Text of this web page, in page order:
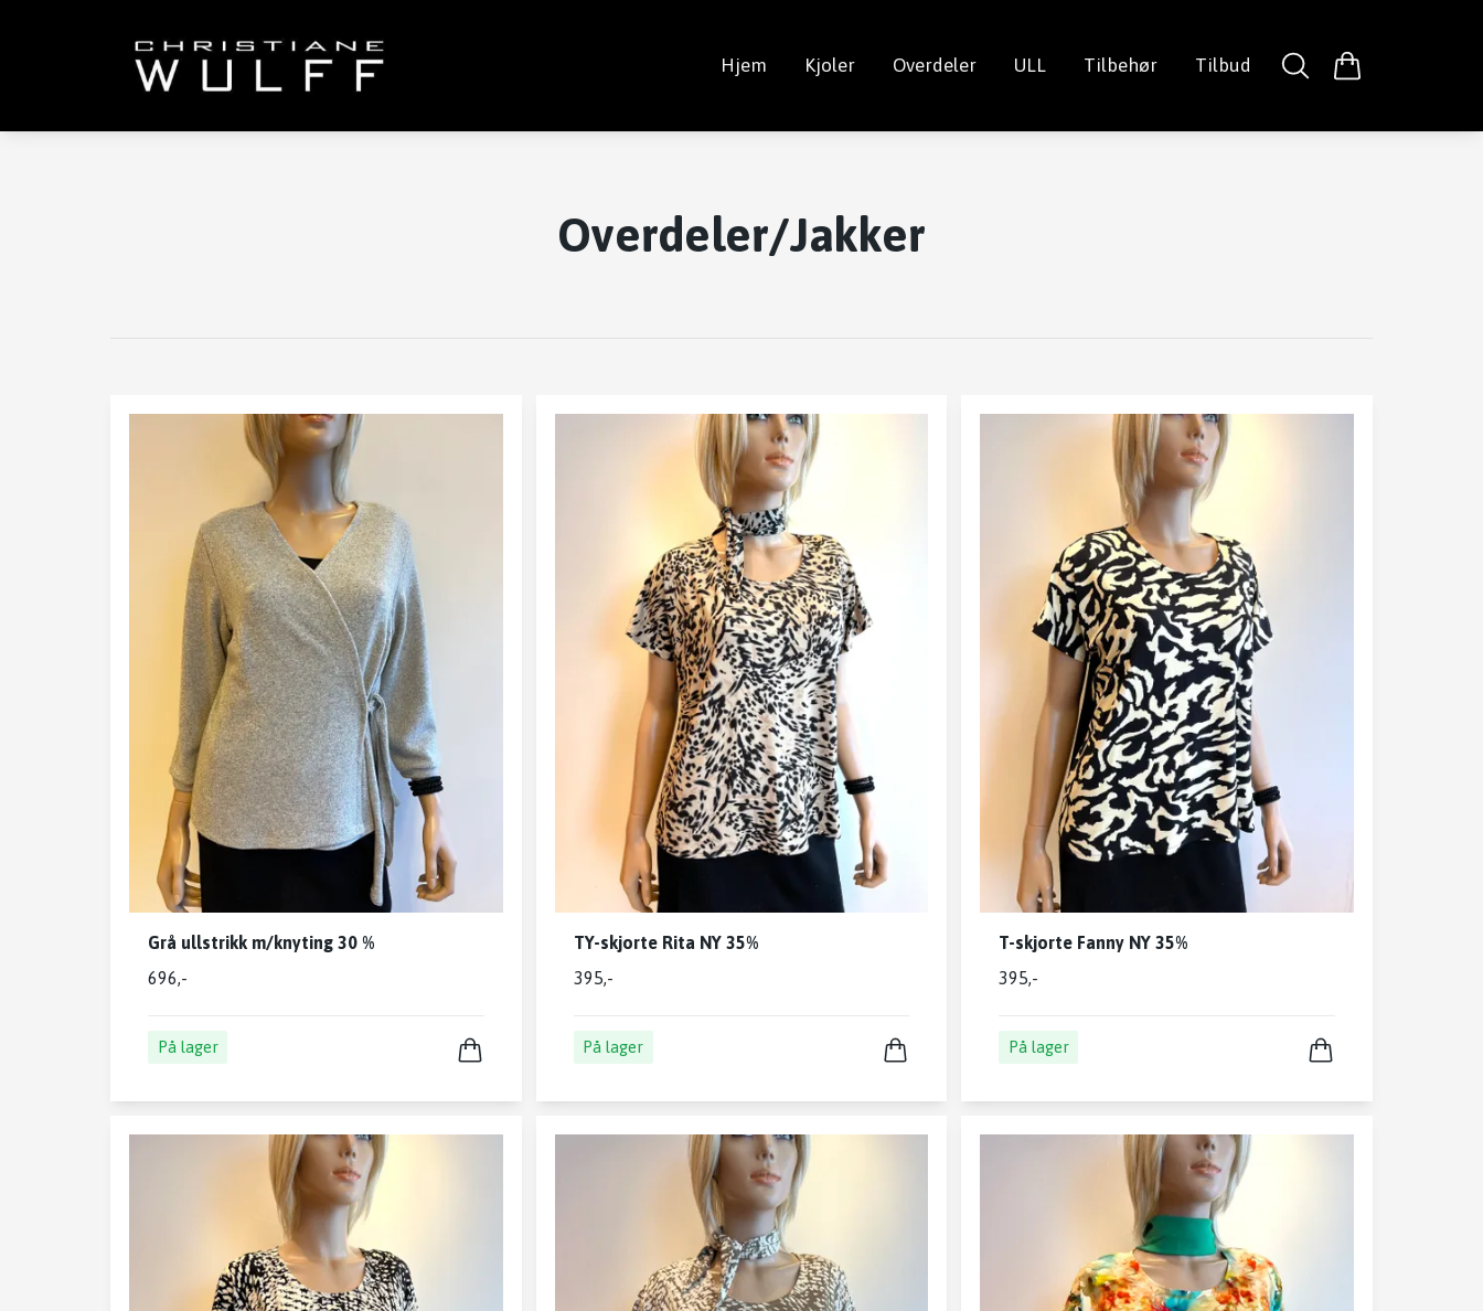
Hjem Kjoler Overdeler ULL Tilbehør Tilbud
Overdeler/Jakker
Grå ullstrikk m/knyting 30 %
696,-
På lager
TY-skjorte Rita NY 35%
395,-
På lager
T-skjorte Fanny NY 35%
395,-
På lager